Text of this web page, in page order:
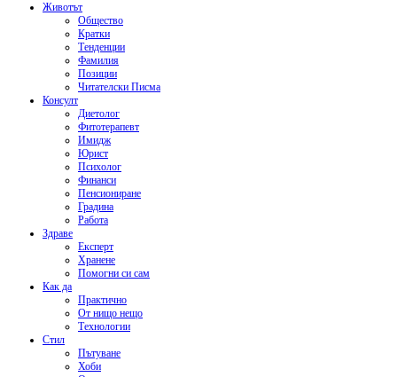
Животът
Общество
Кратки
Тенденции
Фамилия
Позиции
Читателски Писма
Консулт
Диетолог
Фитотерапевт
Имидж
Юрист
Психолог
Финанси
Пенсиониране
Градина
Работа
Здраве
Експерт
Хранене
Помогни си сам
Как да
Практично
От нищо нещо
Технологии
Стил
Пътуване
Хоби